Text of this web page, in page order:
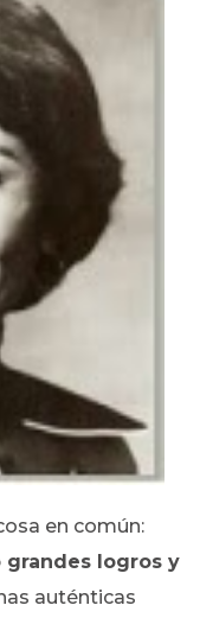
en común:
grandes logros y
auténticas